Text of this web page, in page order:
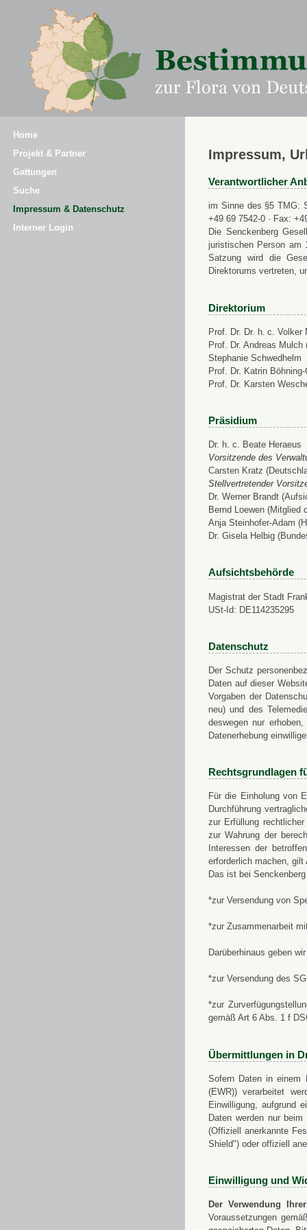
Home
Projekt & Partner
Gattungen
Suche
Impressum & Datenschutz
Interner Login
Impressum,
Verantwortlicher
im Sinne des §5 TMG:
+49 69 7542-0 · Fax:
Die Senckenberg
juristischen Person am
Satzung wird die
Direktorums vertreten,
Direktorium
Prof. Dr. Dr. h. c. Volker
Prof. Dr. Andreas
Stephanie Schwedhelm
Prof. Dr. Katrin
Prof. Dr. Karsten
Präsidium
Dr. h. c. Beate Heraeus
Vorsitzende des
Carsten Kratz
Stellvertretender
Dr. Werner Brandt
Bernd Loewen (Mitglied
Anja Steinhofer-Adam
Dr. Gisela Helbig
Aufsichtsbehörde
Magistrat der Stadt
USt-Id: DE114235295
Datenschutz
Der Schutz
Daten auf dieser
Vorgaben der
neu) und des
deswegen nur
Datenerhebung
Rechtsgrundlagen
Für die Einholung von
Durchführung
zur Erfüllung
zur Wahrung der
Interessen der
erforderlich machen,
Das ist bei
*zur Versendung von
*zur Zusammenarbeit
Darüberhinaus geben
*zur Versendung des
*zur
gemäß Art 6 Abs. 1 f
Übermittlungen in
Sofern Daten in einem
(EWR)) verarbeitet
Einwilligung, aufgrund
Daten werden nur
(Offiziell anerkannte
Shield") oder offiziell
Einwilligung und
Der Verwendung
Voraussetzungen